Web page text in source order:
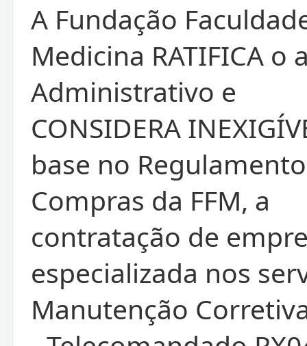
A Fundação
Medicina RATIFICA o
Administrativo e
CONSIDERA
base no
Compras da FFM, a
contratação de
especializada nos
Manutenção